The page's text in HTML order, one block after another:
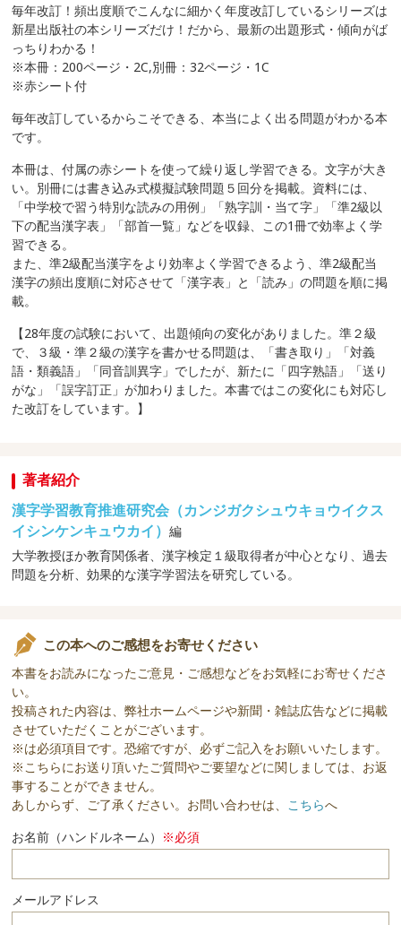
毎年改訂！頻出度順でこんなに細かく年度改訂しているシリーズは
新星出版社の本シリーズだけ！だから、最新の出題形式・傾向がば
っちりわかる！
※本冊：200ページ・2C,別冊：32ページ・1C
※赤シート付
毎年改訂しているからこそできる、本当によく出る問題がわかる本
です。
本冊は、付属の赤シートを使って繰り返し学習できる。文字が大き
い。別冊には書き込み式模擬試験問題５回分を掲載。資料には、
「中学校で習う特別な読みの用例」「熟字訓・当て字」「準2級以
下の配当漢字表」「部首一覧」などを収録、この1冊で効率よく学
習できる。
また、準2級配当漢字をより効率よく学習できるよう、準2級配当
漢字の頻出度順に対応させて「漢字表」と「読み」の問題を順に掲
載。
【28年度の試験において、出題傾向の変化がありました。準２級
で、３級・準２級の漢字を書かせる問題は、「書き取り」「対義
語・類義語」「同音訓異字」でしたが、新たに「四字熟語」「送り
がな」「誤字訂正」が加わりました。本書ではこの変化にも対応し
た改訂をしています。】
著者紹介
漢字学習教育推進研究会（カンジガクシュウキョウイクス
イシンケンキュウカイ）編
大学教授ほか教育関係者、漢字検定１級取得者が中心となり、過去
問題を分析、効果的な漢字学習法を研究している。
この本へのご感想をお寄せください
本書をお読みになったご意見・ご感想などをお気軽にお寄せくださ
い。
投稿された内容は、弊社ホームページや新聞・雑誌広告などに掲載
させていただくことがございます。
※は必須項目です。恐縮ですが、必ずご記入をお願いいたします。
※こちらにお送り頂いたご質問やご要望などに関しましては、お返
事することができません。
あしからず、ご了承ください。お問い合わせは、 こちらへ
お名前（ハンドルネーム） ※必須
メールアドレス